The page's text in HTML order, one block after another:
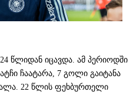
წლიდან იცავდა. ამ პერიოდში
ჩაატარა, 7 გოლი გაიტანა
22 წლის ფეხბურთელი